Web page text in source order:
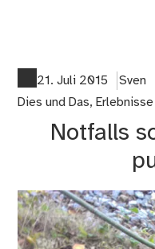
21. Juli 2015
Sven
Dies und Das,
Notfalls